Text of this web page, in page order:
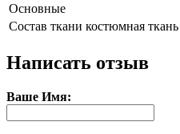
Основные
Состав ткани костюмная
Написать отзыв
Ваше Имя: